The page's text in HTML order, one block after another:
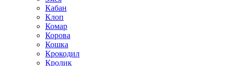
Кабан
Клоп
Комар
Корова
Кошка
Крокодил
Кролик